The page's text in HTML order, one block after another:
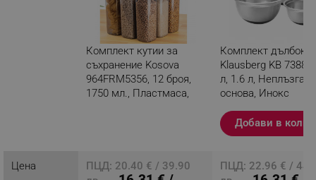
Комплект кутии за
съхранение Kosova
964FRM5356, 12 броя,
1750 мл., Пластмаса,
Комплект дълбоки
Klausberg KB 7388,
л, 1.6 л,
основа, Инокс
Добави в
Цена
ПЦД: 20.40 € / 39.90
ПЦД: 22.96 € /